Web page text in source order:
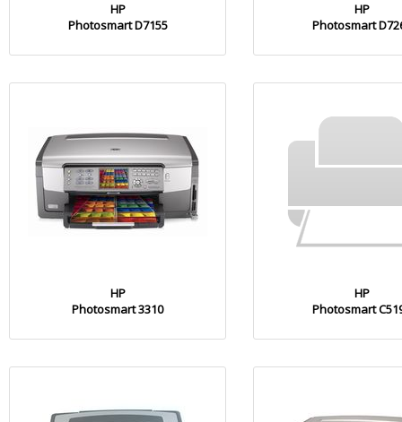
HP
Photosmart D7155
HP
Photosmart
HP
Photosmart 3310
HP
Photosmart